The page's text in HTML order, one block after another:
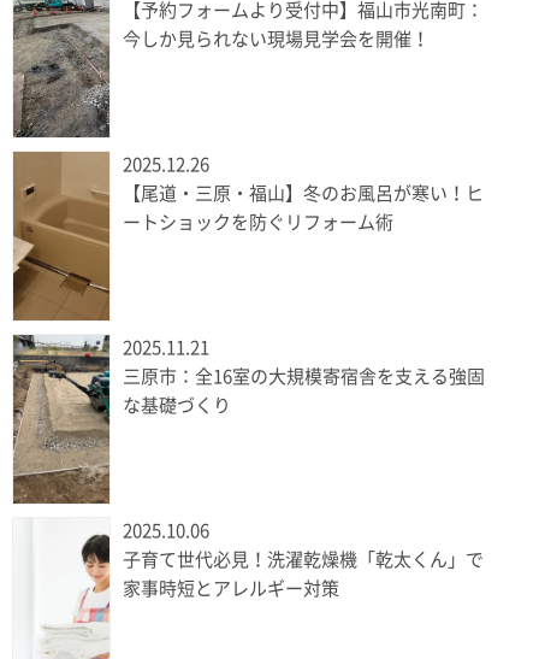
【予約フォームより受付中】福山市光南町：
今しか見られない現場見学会を開催！
2025.12.26
【尾道・三原・福山】冬のお風呂が寒い！ヒ
ートショックを防ぐリフォーム術
2025.11.21
三原市：全16室の大規模寄宿舎を支える強固
な基礎づくり
2025.10.06
子育て世代必見！洗濯乾燥機「乾太くん」で
家事時短とアレルギー対策